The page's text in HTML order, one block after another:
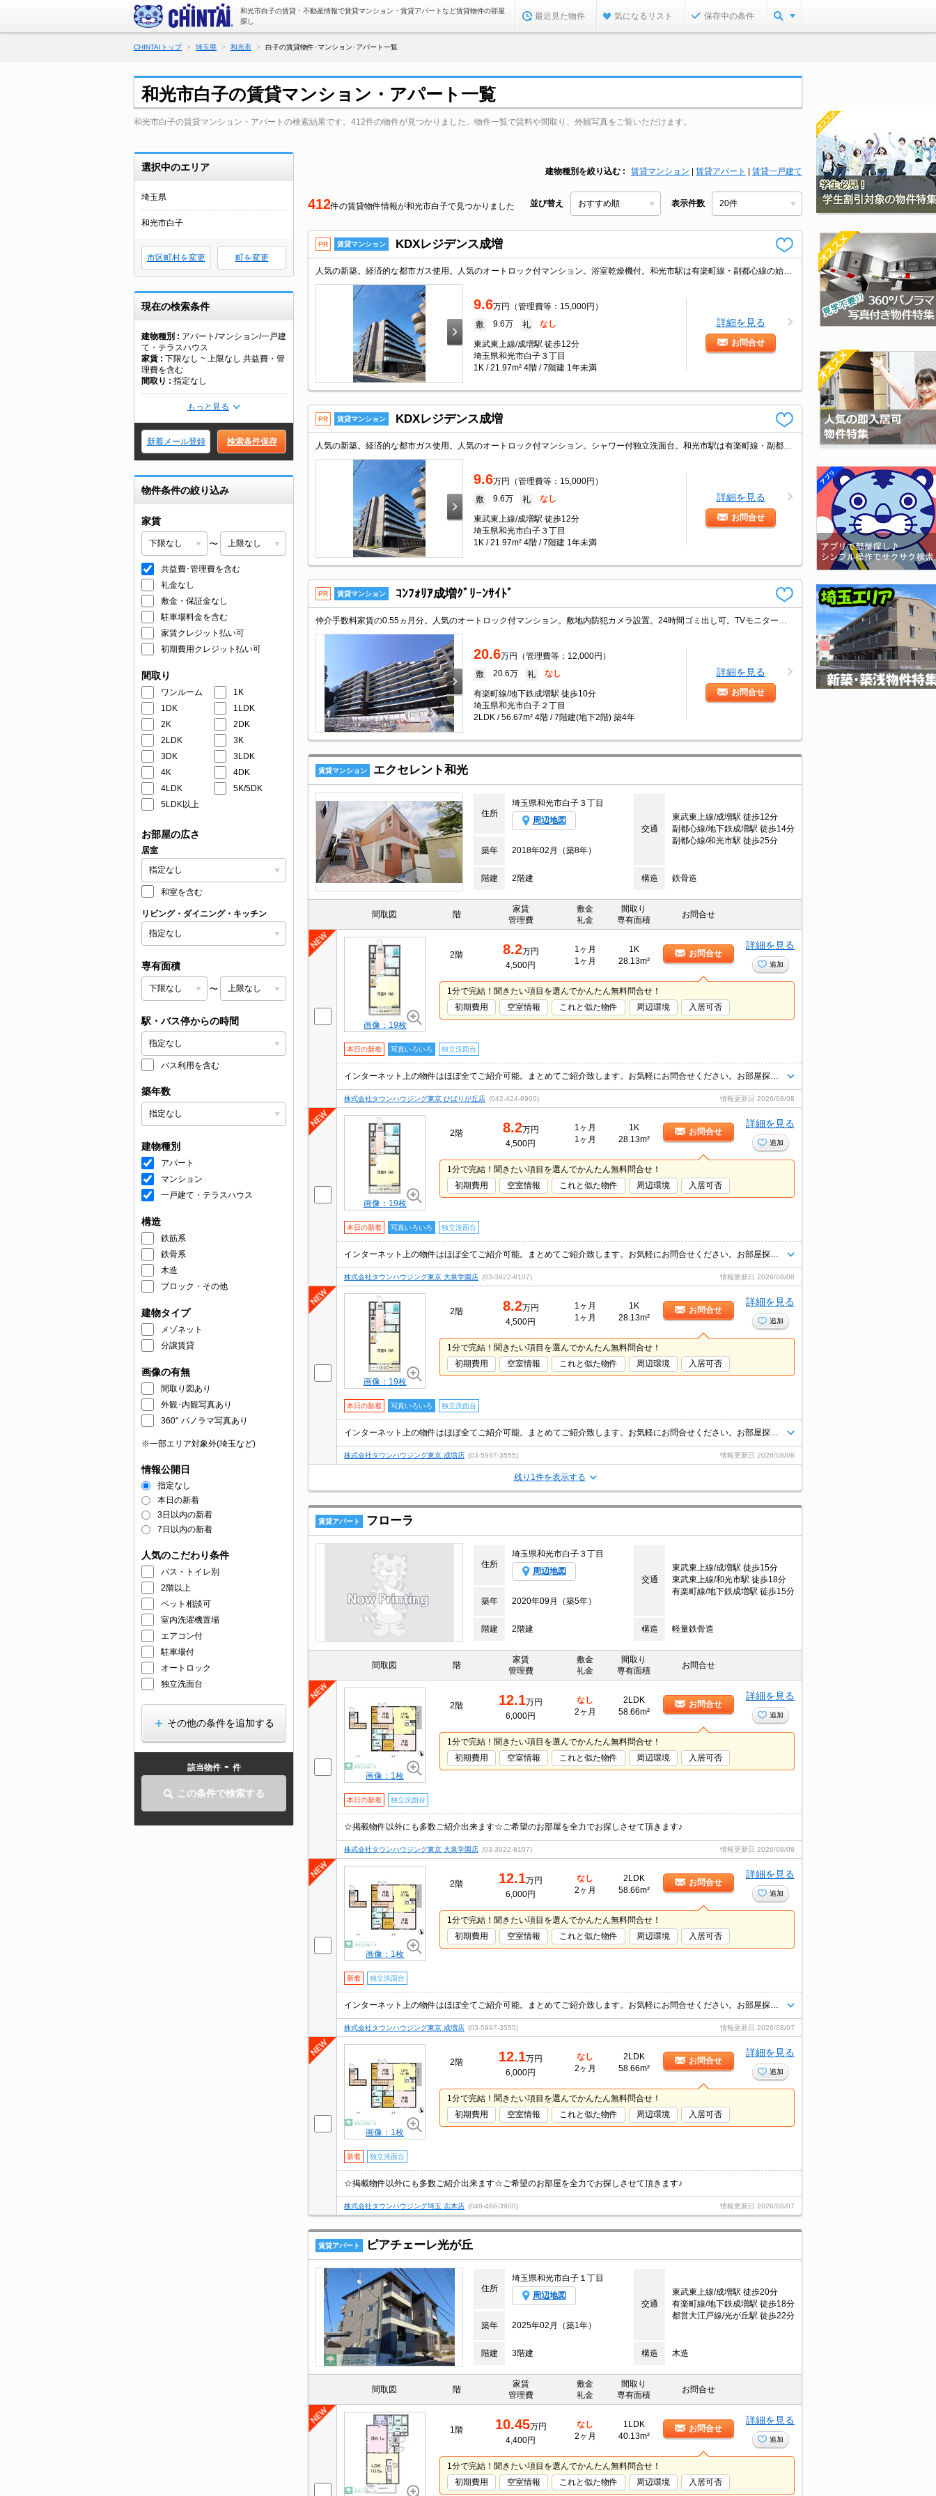
和光市白子の賃貸・不動産情報で賃貸マンション・賃貸アパートなど賃貸物件の部屋
探し
最近見た物件 気になるリスト 保存中の条件
CHINTAIトップ 埼玉県 和光市 白子の賃貸物件･マンション･アパート一覧
和光市白子の賃貸マンション・アパート一覧
和光市白子の賃貸マンション・アパートの検索結果です。412件の物件が見つかりました。物件一覧で賃料や間取り、外観写真をご覧いただけます。
選択中のエリア
埼玉県
和光市白子
市区町村を変更 町を変更
現在の検索条件
建物種別
アパート/マンション/一戸建
て・テラスハウス
家賃
下限なし ~ 上限なし 共益費・管
理費を含む
間取り
指定なし
もっと見る
新着メール登録 検索条件保存
物件条件の絞り込み
家賃
〜
共益費･管理費を含む
礼金なし
敷金・保証金なし
駐車場料金を含む
家賃クレジット払い可
初期費用クレジット払い可
間取り
ワンルーム
1K
1DK
1LDK
2K
2DK
2LDK
3K
3DK
3LDK
4K
4DK
4LDK
5K/5DK
5LDK以上
お部屋の広さ
居室
和室を含む
リビング・ダイニング・キッチン
専有面積
〜
駅・バス停からの時間
バス利用を含む
築年数
建物種別
アパート
マンション
一戸建て・テラスハウス
構造
鉄筋系
鉄骨系
木造
ブロック・その他
建物タイプ
メゾネット
分譲賃貸
画像の有無
間取り図あり
外観･内観写真あり
360° パノラマ写真あり
※一部エリア対象外(埼玉など)
情報公開日
指定なし
本日の新着
3日以内の新着
7日以内の新着
人気のこだわり条件
バス・トイレ別
2階以上
ペット相談可
室内洗濯機置場
エアコン付
駐車場付
オートロック
独立洗面台
その他の条件を追加する
該当物件 - 件
この条件で検索する
建物種別を絞り込む 賃貸マンション 賃貸アパート 賃貸一戸建て
412件の賃貸物件情報が和光市白子で見つかりました 並び替え 表示件数
PR 賃貸マンション KDXレジデンス成増
9.6万円（管理費等：15,000円）
敷 9.6万 礼 なし
東武東上線/成増駅 徒歩12分
埼玉県和光市白子３丁目
1K / 21.97m² 4階 / 7階建 1年未満
詳細を見る
お問合せ
PR 賃貸マンション KDXレジデンス成増
9.6万円（管理費等：15,000円）
敷 9.6万 礼 なし
東武東上線/成増駅 徒歩12分
埼玉県和光市白子３丁目
1K / 21.97m² 4階 / 7階建 1年未満
詳細を見る
お問合せ
PR 賃貸マンション ｺﾝﾌｫﾘｱ成増ｸﾞﾘｰﾝｻｲﾄﾞ
20.6万円（管理費等：12,000円）
敷 20.6万 礼 なし
有楽町線/地下鉄成増駅 徒歩10分
埼玉県和光市白子２丁目
2LDK / 56.67m² 4階 / 7階建(地下2階) 築4年
詳細を見る
お問合せ
賃貸マンション エクセレント和光
住所
埼玉県和光市白子３丁目
周辺地図
交通
東武東上線/成増駅 徒歩12分
副都心線/地下鉄成増駅 徒歩14分
副都心線/和光市駅 徒歩25分
築年
2018年02月（築8年）
階建 2階建 構造 鉄骨造
間取図 階
家賃
管理費
敷金
礼金
間取り
専有面積
お問合せ
画像：19枚
2階 8.2万円
4,500円
1ヶ月
1ヶ月
1K
28.13m²
お問合せ
詳細を見る
追加
1分で完結！聞きたい項目を選んでかんたん無料問合せ！
初期費用
空室情報 これと似た物件 周辺環境 入居可否
本日の新着 写真いろいろ 独立洗面台
株式会社タウンハウジング東京 ひばりが丘店 (042-424-8900) 情報更新日 2026/08/08
画像：19枚
2階 8.2万円
4,500円
1ヶ月
1ヶ月
1K
28.13m²
お問合せ
詳細を見る
追加
1分で完結！聞きたい項目を選んでかんたん無料問合せ！
初期費用
空室情報 これと似た物件 周辺環境 入居可否
本日の新着 写真いろいろ 独立洗面台
株式会社タウンハウジング東京 大泉学園店 (03-3922-8107) 情報更新日 2026/08/08
画像：19枚
2階 8.2万円
4,500円
1ヶ月
1ヶ月
1K
28.13m²
お問合せ
詳細を見る
追加
1分で完結！聞きたい項目を選んでかんたん無料問合せ！
初期費用
空室情報 これと似た物件 周辺環境 入居可否
本日の新着 写真いろいろ 独立洗面台
株式会社タウンハウジング東京 成増店 (03-5997-3555) 情報更新日 2026/08/08
残り1件を表示する
賃貸アパート フローラ
住所
埼玉県和光市白子３丁目
周辺地図
交通
東武東上線/成増駅 徒歩15分
東武東上線/和光市駅 徒歩18分
有楽町線/地下鉄成増駅 徒歩15分
築年
2020年09月（築5年）
階建 2階建 構造 軽量鉄骨造
間取図 階
家賃
管理費
敷金
礼金
間取り
専有面積
お問合せ
画像：1枚
2階 12.1万円
6,000円
なし
2ヶ月
2LDK
58.66m²
お問合せ
詳細を見る
追加
1分で完結！聞きたい項目を選んでかんたん無料問合せ！
初期費用
空室情報 これと似た物件 周辺環境 入居可否
本日の新着 独立洗面台
☆掲載物件以外にも多数ご紹介出来ます☆ご希望のお部屋を全力でお探しさせて頂きます♪
株式会社タウンハウジング東京 大泉学園店 (03-3922-8107) 情報更新日 2026/08/08
画像：1枚
2階 12.1万円
6,000円
なし
2ヶ月
2LDK
58.66m²
お問合せ
詳細を見る
追加
1分で完結！聞きたい項目を選んでかんたん無料問合せ！
初期費用
空室情報 これと似た物件 周辺環境 入居可否
新着 独立洗面台
株式会社タウンハウジング東京 成増店 (03-5997-3555) 情報更新日 2026/08/07
画像：1枚
2階 12.1万円
6,000円
なし
2ヶ月
2LDK
58.66m²
お問合せ
詳細を見る
追加
1分で完結！聞きたい項目を選んでかんたん無料問合せ！
初期費用
空室情報 これと似た物件 周辺環境 入居可否
新着 独立洗面台
☆掲載物件以外にも多数ご紹介出来ます☆ご希望のお部屋を全力でお探しさせて頂きます♪
株式会社タウンハウジング埼玉 志木店 (048-486-3900) 情報更新日 2026/08/07
賃貸アパート ピアチェーレ光が丘
住所
埼玉県和光市白子１丁目
周辺地図
交通
東武東上線/成増駅 徒歩20分
有楽町線/地下鉄成増駅 徒歩18分
都営大江戸線/光が丘駅 徒歩22分
築年
2025年02月（築1年）
階建 3階建 構造 木造
間取図 階
家賃
管理費
敷金
礼金
間取り
専有面積
お問合せ
1階 10.45万円
4,400円
なし
2ヶ月
1LDK
40.13m²
お問合せ
詳細を見る
追加
1分で完結！聞きたい項目を選んでかんたん無料問合せ！
初期費用
空室情報 これと似た物件 周辺環境 入居可否